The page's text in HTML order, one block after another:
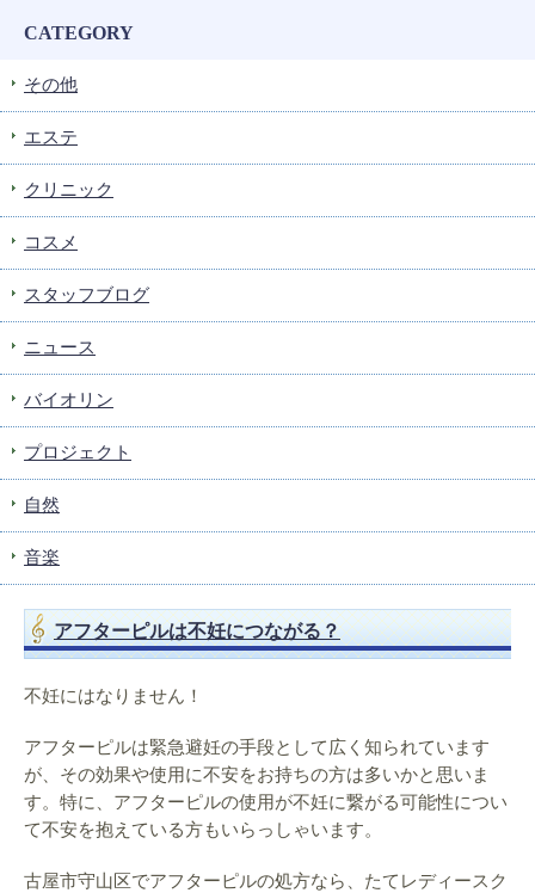
CATEGORY
その他
エステ
クリニック
コスメ
スタッフブログ
ニュース
バイオリン
プロジェクト
自然
音楽
アフターピルは不妊につながる？
不妊にはなりません！
アフターピルは緊急避妊の手段として広く知られています
が、その効果や使用に不安をお持ちの方は多いかと思いま
す。特に、アフターピルの使用が不妊に繋がる可能性につい
て不安を抱えている方もいらっしゃいます。
古屋市守山区でアフターピルの処方なら、たてレディースク